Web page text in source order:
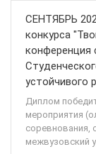
СЕНТЯБРЬ
конкурса
конференция
устойчивого
Диплом
мероприятия
соревнования,
межвузовский